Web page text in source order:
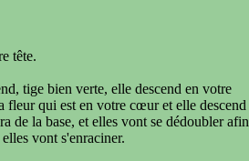
tête.
tige bien verte, elle descend en votre
qui est en votre cœur et elle descend
de la base, et elles vont se dédoubler afin
vont s'enraciner.